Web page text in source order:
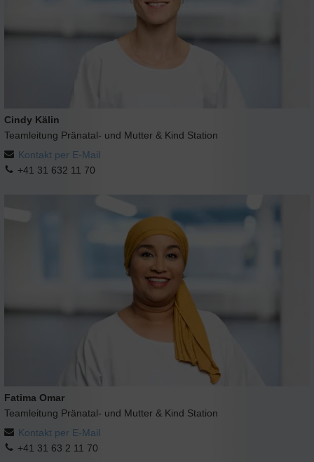
Cindy Kälin
Teamleitung Pränatal- und Mutter & Kind Station
Kontakt per E-Mail
+41 31 632 11 70
Fatima Omar
Teamleitung Pränatal- und Mutter & Kind Station
Kontakt per E-Mail
+41 31 63 2 11 70